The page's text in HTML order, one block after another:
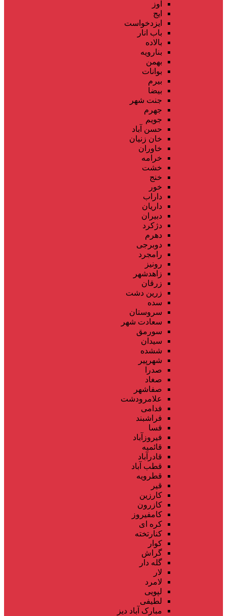
اوز
ایج
ایزدخواست
باب انار
بالاده
بنارویه
بهمن
بوانات
بیرم
بیضا
جنت شهر
جهرم
جویم
حسن آباد
خان زنیان
خاوران
خرامه
خشت
خنج
خور
داراب
داریان
دبیران
دژکرد
دهرم
دوبرجی
رامجرد
رونیز
زاهدشهر
زرقان
زرین دشت
سده
سروستان
سعادت شهر
سورمق
سیدان
ششده
شهرپیر
صدرا
صغاد
صفاشهر
علامرودشت
فدامی
فراشبند
فسا
فیروزآباد
قائمیه
قادرآباد
قطب آباد
قطرویه
قیر
کارزین
کازرون
کامفیروز
کره ای
کنارتخته
کوار
گراش
گله دار
لار
لامرد
لپویی
لطیفی
مبارک آباد دیز